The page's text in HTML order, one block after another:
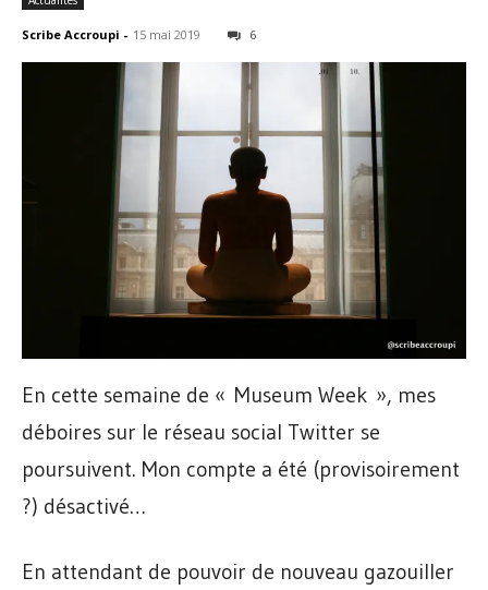
Scribe Accroupi - 15 mai 2019 6
En cette semaine de « Museum Week », mes
déboires sur le réseau social Twitter se
poursuivent. Mon compte a été (provisoirement
?) désactivé…
En attendant de pouvoir de nouveau gazouiller